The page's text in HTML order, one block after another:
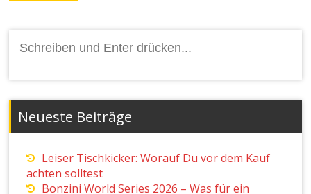
nach:
Neueste Beiträge
Leiser Tischkicker: Worauf Du vor dem Kauf
achten solltest
Bonzini World Series 2026 – Was für ein